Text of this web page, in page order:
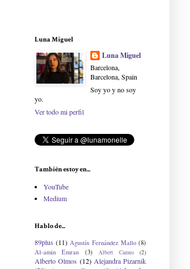
Luna Miguel
Luna Miguel
Barcelona,
Barcelona, Spain
Soy yo y no soy
yo.
Ver todo mi perfil
También estoy en...
YouTube
Medium
Hablo de...
89plus (11) Agustín Fernández Mallo (8)
Al-amin Emran
(3) Albert Camus (2)
Alberto Olmos (12) Alejandra Pizarnik